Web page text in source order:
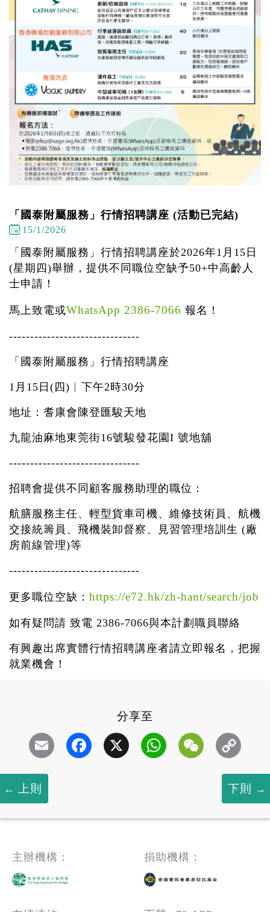
「國泰附屬服務」行情招聘講座 (活動已完結)
15/1/2026
「國泰附屬服務」行情招聘講座於2026年1月15日
(星期四)舉辦，提供不同職位空缺予50+中高齡人
士申請！
馬上致電或WhatsApp 2386-7066 報名！
-------------------------------
「國泰附屬服務」行情招聘講座
1月15日(四)︱下午2時30分
地址：耆康會陳登匯駿天地
九龍油麻地東莞街16號駿發花園I 號地舖
-------------------------------
招聘會提供不同顧客服務助理的職位：
航膳服務主任、輕型貨車司機、維修技術員、航機
交接統籌員、飛機裝卸督察、見習管理培訓生 (廠
房前線管理)等
-------------------------------
更多職位空缺： https://e72.hk/zh-hant/search/job
如有疑問請 致電 2386-7066與本計劃職員聯絡
有興趣出席實體行情招聘講座者請立即報名，把握
就業機會！
上則 下則
分享至
Email Facebook
X WhatsAppWeChat
主辦機構： 捐助機構：